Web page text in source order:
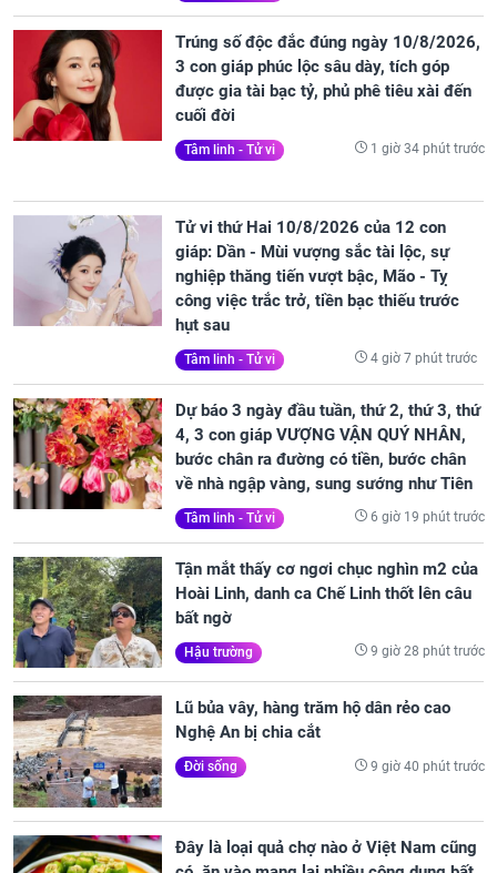
Trúng số độc đắc đúng ngày 10/8/2026,
3 con giáp phúc lộc sâu dày, tích góp
được gia tài bạc tỷ, phủ phê tiêu xài đến
cuối đời
Tâm linh - Tử vi 1 giờ 34 phút trước
Tử vi thứ Hai 10/8/2026 của 12 con
giáp: Dần - Mùi vượng sắc tài lộc, sự
nghiệp thăng tiến vượt bậc, Mão - Tỵ
công việc trắc trở, tiền bạc thiếu trước
hụt sau
Tâm linh - Tử vi 4 giờ 7 phút trước
Dự báo 3 ngày đầu tuần, thứ 2, thứ 3, thứ
4, 3 con giáp VƯỢNG VẬN QUÝ NHÂN,
bước chân ra đường có tiền, bước chân
về nhà ngập vàng, sung sướng như Tiên
Tâm linh - Tử vi 6 giờ 19 phút trước
Tận mắt thấy cơ ngơi chục nghìn m2 của
Hoài Linh, danh ca Chế Linh thốt lên câu
bất ngờ
Hậu trường 9 giờ 28 phút trước
Lũ bủa vây, hàng trăm hộ dân rẻo cao
Nghệ An bị chia cắt
Đời sống 9 giờ 40 phút trước
Đây là loại quả chợ nào ở Việt Nam cũng